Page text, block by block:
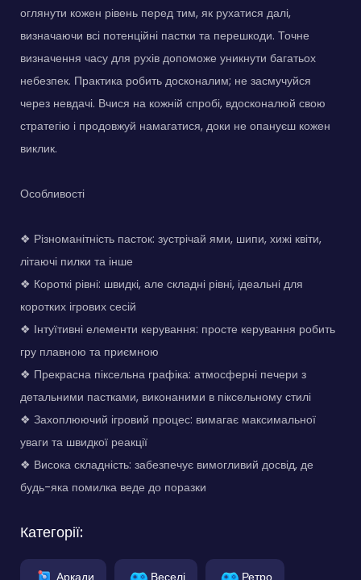
оглянути кожен рівень перед тим, як рухатися далі,
визначаючи всі потенційні пастки та перешкоди. Точне
визначення часу для рухів допоможе уникнути багатьох
небезпек. Практика робить досконалим; не засмучуйся
через невдачі. Вчися на кожній спробі, вдосконалюй свою
стратегію і продовжуй намагатися, доки не опануєш кожен
виклик.
Особливості
❖ Різноманітність пасток: зустрічай ями, шипи, хижі квіти,
літаючі пилки та інше
❖ Короткі рівні: швидкі, але складні рівні, ідеальні для
коротких ігрових сесій
❖ Інтуїтивні елементи керування: просте керування робить
гру плавною та приємною
❖ Прекрасна піксельна графіка: атмосферні печери з
детальними пастками, виконаними в піксельному стилі
❖ Захоплюючий ігровий процес: вимагає максимальної
уваги та швидкої реакції
❖ Висока складність: забезпечує вимогливий досвід, де
будь-яка помилка веде до поразки
Категорії:
Аркади Веселі Ретро